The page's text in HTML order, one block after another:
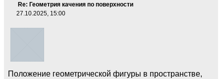
Re: Геометрия качения по поверхности
27.10.2025, 15:00
Положение геометрической фигуры в пространстве,